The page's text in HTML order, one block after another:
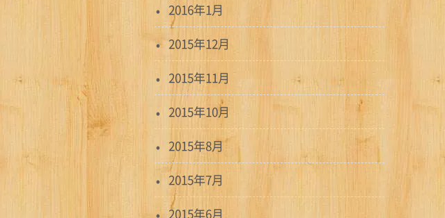
2016年1月
2015年12月
2015年11月
2015年10月
2015年8月
2015年7月
2015年6月